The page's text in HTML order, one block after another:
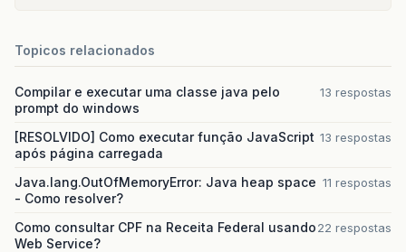
Topicos relacionados
Compilar e executar uma classe java pelo
prompt do windows
13 respostas
[RESOLVIDO] Como executar função JavaScript
após página carregada
13 respostas
Java.lang.OutOfMemoryError: Java heap space
- Como resolver?
11 respostas
Como consultar CPF na Receita Federal usando
Web Service?
22 respostas